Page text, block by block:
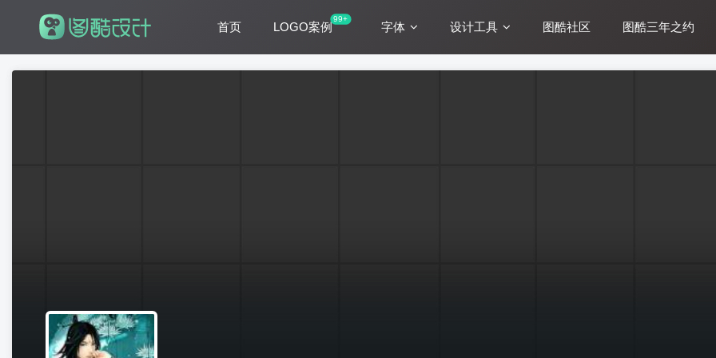
首页 LOGO案例
99+
字体 设计工具 图酷社区 图酷三年之约